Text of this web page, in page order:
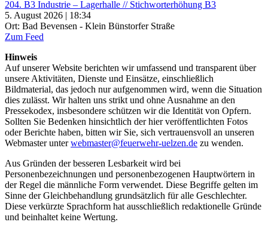
204. B3 Industrie – Lagerhalle // Stichworterhöhung B3
5. August 2026 | 18:34
Ort: Bad Bevensen - Klein Bünstorfer Straße
Zum Feed
Hinweis
Auf unserer Website berichten wir umfassend und transparent über
unsere Aktivitäten, Dienste und Einsätze, einschließlich
Bildmaterial, das jedoch nur aufgenommen wird, wenn die Situation
dies zulässt. Wir halten uns strikt und ohne Ausnahme an den
Pressekodex, insbesondere schützen wir die Identität von Opfern.
Sollten Sie Bedenken hinsichtlich der hier veröffentlichten Fotos
oder Berichte haben, bitten wir Sie, sich vertrauensvoll an unseren
Webmaster unterwebmaster@feuerwehr-uelzen.de zu wenden.
Aus Gründen der besseren Lesbarkeit wird bei
Personenbezeichnungen und personenbezogenen Hauptwörtern in
der Regel die männliche Form verwendet. Diese Begriffe gelten im
Sinne der Gleichbehandlung grundsätzlich für alle Geschlechter.
Diese verkürzte Sprachform hat ausschließlich redaktionelle Gründe
und beinhaltet keine Wertung.